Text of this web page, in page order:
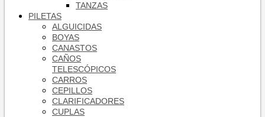
TANZAS
PILETAS
ALGUICIDAS
BOYAS
CANASTOS
CAÑOS
TELESCÓPICOS
CARROS
CEPILLOS
CLARIFICADORES
CUPLAS